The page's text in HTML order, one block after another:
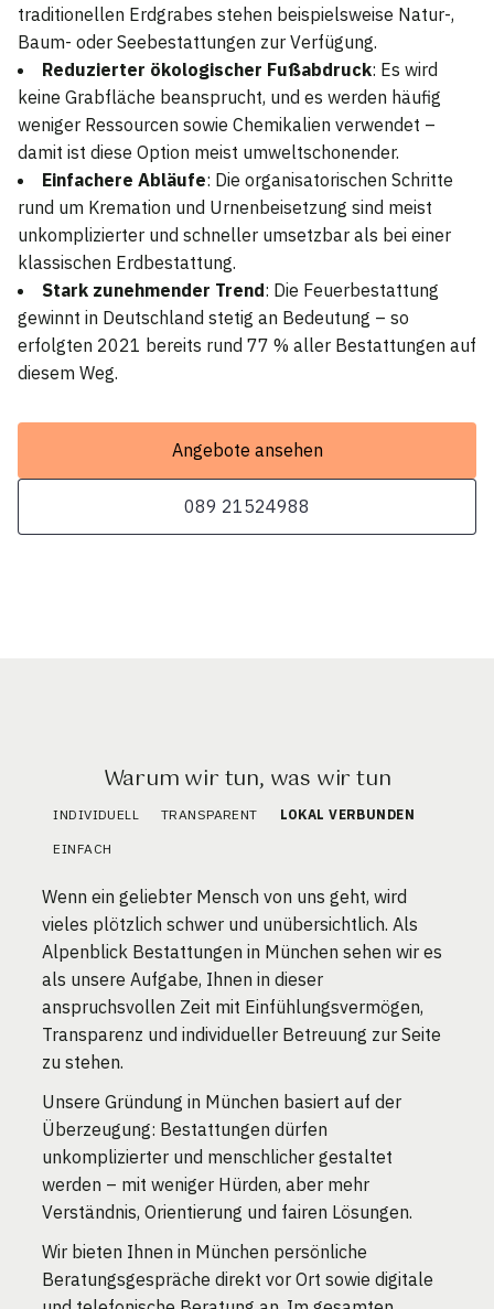
traditionellen Erdgrabes stehen beispielsweise Natur-,
Baum- oder Seebestattungen zur Verfügung.
Reduzierter ökologischer Fußabdruck: Es wird
keine Grabfläche beansprucht, und es werden häufig
weniger Ressourcen sowie Chemikalien verwendet –
damit ist diese Option meist umweltschonender.
Einfachere Abläufe: Die organisatorischen Schritte
rund um Kremation und Urnenbeisetzung sind meist
unkomplizierter und schneller umsetzbar als bei einer
klassischen Erdbestattung.
Stark zunehmender Trend: Die Feuerbestattung
gewinnt in Deutschland stetig an Bedeutung – so
erfolgten 2021 bereits rund 77 % aller Bestattungen auf
diesem Weg.
Angebote ansehen
089 21524988
Warum wir tun, was wir tun
INDIVIDUELL TRANSPARENT LOKAL VERBUNDEN
EINFACH
Wenn ein geliebter Mensch von uns geht, wird
vieles plötzlich schwer und unübersichtlich. Als
Alpenblick Bestattungen in München sehen wir es
als unsere Aufgabe, Ihnen in dieser
anspruchsvollen Zeit mit Einfühlungsvermögen,
Transparenz und individueller Betreuung zur Seite
zu stehen.
Unsere Gründung in München basiert auf der
Überzeugung: Bestattungen dürfen
unkomplizierter und menschlicher gestaltet
werden – mit weniger Hürden, aber mehr
Verständnis, Orientierung und fairen Lösungen.
Wir bieten Ihnen in München persönliche
Beratungsgespräche direkt vor Ort sowie digitale